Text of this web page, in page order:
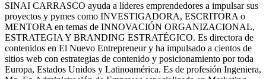
SINAI CARRASCO ayuda a líderes emprendedores a impulsar sus
proyectos y pymes como INVESTIGADORA, ESCRITORA o
MENTORA en temas de INNOVACIÓN ORGANIZACIONAL,
ESTRATEGIA Y BRANDING ESTRATÉGICO. Es directora de
contenidos en El Nuevo Entrepreneur y ha impulsado a cientos de
sitios web con estrategias de contenido y posicionamiento por toda
Europa, Estados Unidos y Latinoamérica. Es de profesión Ingeniera,